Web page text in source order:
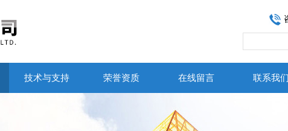
技术与支持 荣誉资质 在线留言 联系我们